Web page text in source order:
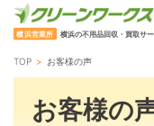
横浜営業所 横浜の不用品回収・買取サ
TOP お客様の声
お客様の